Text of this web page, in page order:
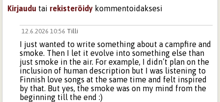
Kirjaudu tai rekisteröidy kommentoidaksesi
12.6.2026 10:56 Tilli
I just wanted to write something about a campfire and
smoke. Then I let it evolve into something else than
just smoke in the air. For example, I didn’t plan on the
inclusion of human description but I was listening to
Finnish love songs at the same time and felt inspired
by that. But yes, the smoke was on my mind from the
beginning till the end :)